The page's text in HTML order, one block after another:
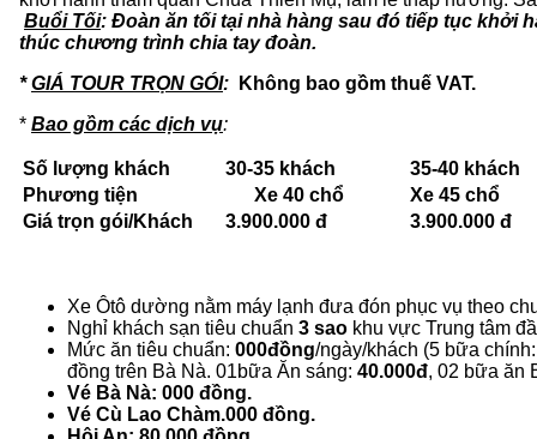
Buổi Tối: Đoàn ăn tối tại nhà hàng sau đó tiếp tục khởi
thúc chương trình chia tay đoàn.
*GIÁ TOUR TRỌN GÓI:
Không bao gồm thuế VAT.
* Bao gồm các dịch vụ:
Số lượng khách 30-35 khách 35-40 khách
Phương tiện
Xe 40 chổ Xe 45 chổ
Giá trọn gói/Khách
3.900.000 đ 3.900.000 đ
Xe Ôtô dường nằm máy lạnh đưa đón phục vụ theo
Nghỉ khách sạn tiêu chuẩn 3 sao khu vực Trung tâm
Mức ăn tiêu chuẩn: 000đồng/ngày/khách (5 bữa
đồng trên Bà Nà. 01bữa Ăn sáng: 40.000đ, 02 bữa ăn
Vé Bà Nà: 000 đồng.
Vé Cù Lao Chàm.000 đồng.